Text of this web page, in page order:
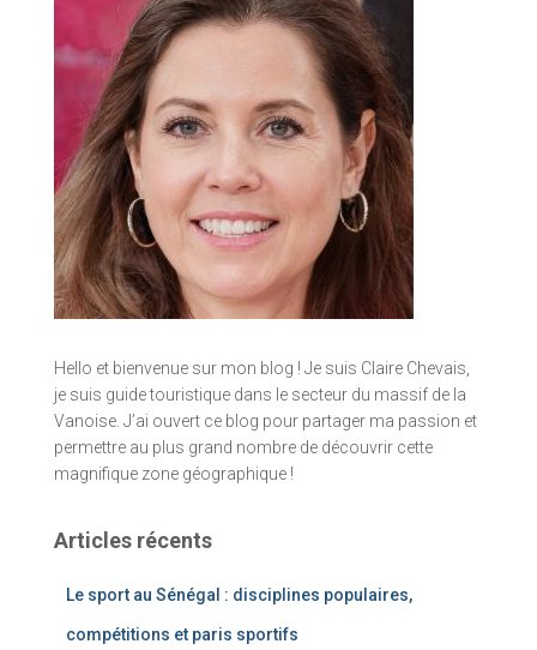
Hello et bienvenue sur mon blog ! Je suis Claire Chevais,
je suis guide touristique dans le secteur du massif de la
Vanoise. J’ai ouvert ce blog pour partager ma passion et
permettre au plus grand nombre de découvrir cette
magnifique zone géographique !
Articles récents
Le sport au Sénégal : disciplines populaires,
compétitions et paris sportifs